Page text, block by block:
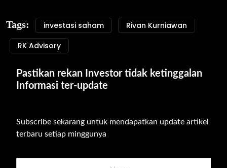
Tags: investasi saham
Rivan Kurniawan
RK Advisory
Pastikan rekan Investor tidak ketinggalan
Informasi ter-update
Subscribe sekarang untuk mendapatkan update artikel
terbaru setiap minggunya